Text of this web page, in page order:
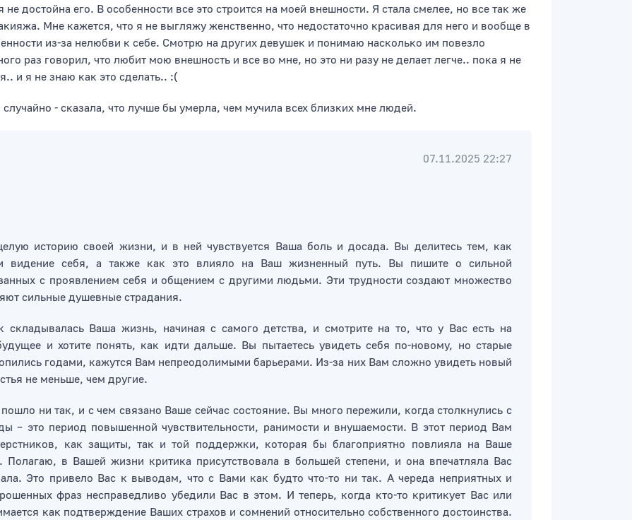
достойна его. В особенности все это строится на моей внешности. Я стала смелее, но все так же
Мне кажется, что я не выгляжу женственно, что недостаточно красивая для него и вообще в
из-за нелюбви к себе. Смотрю на других девушек и понимаю насколько им повезло
раз говорил, что любит мою внешность и все во мне, но это ни разу не делает легче.. пока я не
и я не знаю как это сделать.. :(
- сказала, что лучше бы умерла, чем мучила всех близких мне людей.
07.11.2025 22:27
историю своей жизни, и в ней чувствуется Ваша боль и досада. Вы делитесь тем, как
видение себя, а также как это влияло на Ваш жизненный путь. Вы пишите о сильной
с проявлением себя и общением с другими людьми. Эти трудности создают множество
сильные душевные страдания.
складывалась Ваша жизнь, начиная с самого детства, и смотрите на то, что у Вас есть на
и хотите понять, как идти дальше. Вы пытаетесь увидеть себя по-новому, но старые
годами, кажутся Вам непреодолимыми барьерами. Из-за них Вам сложно увидеть новый
не меньше, чем другие.
ни так, и с чем связано Ваше сейчас состояние. Вы много пережили, когда столкнулись с
– это период повышенной чувствительности, ранимости и внушаемости. В этот период Вам
как защиты, так и той поддержки, которая бы благоприятно повлияла на Ваше
Полагаю, в Вашей жизни критика присутствовала в большей степени, и она впечатляла Вас
Это привело Вас к выводам, что с Вами как будто что-то ни так. А череда неприятных и
фраз несправедливо убедили Вас в этом. И теперь, когда кто-то критикует Вас или
как подтверждение Ваших страхов и сомнений относительно собственного достоинства.